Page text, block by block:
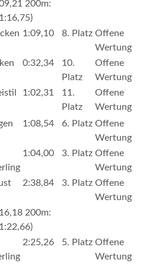
200m:
1:09,10 8. Platz Offene
Wertung
0:32,34
10.
Platz
Offene
Wertung
1:02,31
11.
Platz
Offene
Wertung
1:08,54 6. Platz Offene
Wertung
1:04,00 3. Platz Offene
Wertung
2:38,84 3. Platz Offene
Wertung
200m:
2:25,26 5. Platz Offene
Wertung